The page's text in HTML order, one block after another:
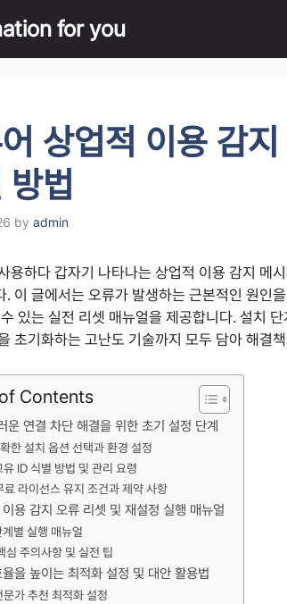
for you
상업적 이용 감
법
by admin
용하다 갑자기 나타나는 상업적 이용 감지 메
. 이 글에서는 오류가 발생하는 근본적인 원인
있는 실전 리셋 매뉴얼을 제공합니다. 설치
초기화하는 고난도 기술까지 모두 담아 해결
Contents
운 연결 차단 해결을 위한 초기 설정 단계
한 설치 옵션 선택과 환경 설정
유 ID 식별 방법 및 관리 요령
료 라이선스 유지 조건과 제약 사항
용 감지 오류 리셋 및 재설정 실행 매뉴얼
계별 실행 매뉴얼
심 주의사항 및 실전 팁
을 높이는 최적화 설정 및 대안 활용법
문가 추천 최적화 설정